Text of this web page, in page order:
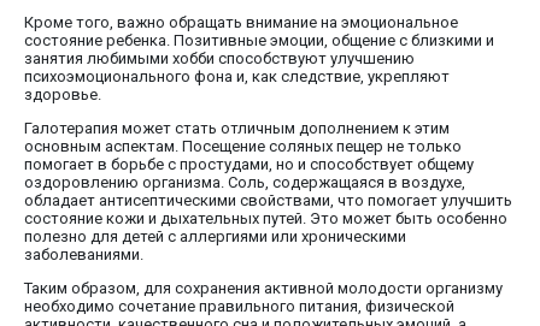
Кроме того, важно обращать внимание на эмоциональное
состояние ребенка. Позитивные эмоции, общение с близкими и
занятия любимыми хобби способствуют улучшению
психоэмоционального фона и, как следствие, укрепляют
здоровье.
Галотерапия может стать отличным дополнением к этим
основным аспектам. Посещение соляных пещер не только
помогает в борьбе с простудами, но и способствует общему
оздоровлению организма. Соль, содержащаяся в воздухе,
обладает антисептическими свойствами, что помогает улучшить
состояние кожи и дыхательных путей. Это может быть особенно
полезно для детей с аллергиями или хроническими
заболеваниями.
Таким образом, для сохранения активной молодости организму
необходимо сочетание правильного питания, физической